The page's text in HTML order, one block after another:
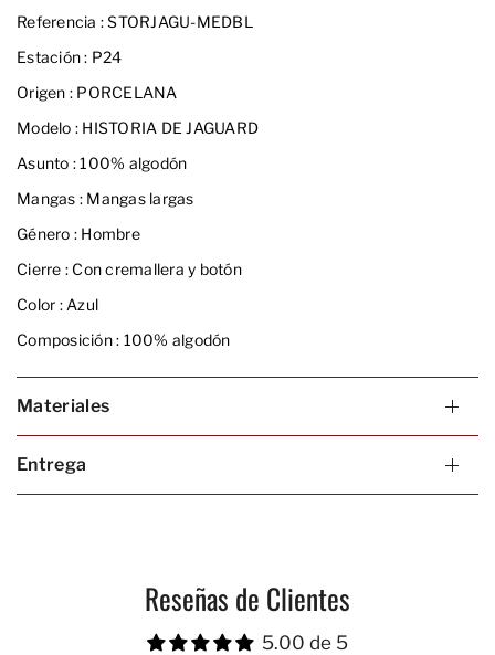
Referencia :STORJAGU-MEDBL
Estación : P24
Origen : PORCELANA
Modelo : HISTORIA DE JAGUARD
Asunto :100% algodón
Mangas : Mangas largas
Género : Hombre
Cierre : Con cremallera y botón
Color :Azul
Composición : 100% algodón
Materiales
Entrega
Reseñas de Clientes
5.00 de 5